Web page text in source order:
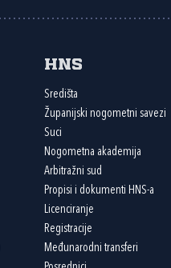
HNS
Središta
Županijski nogometni savezi
Suci
Nogometna akademija
Arbitražni sud
Propisi i dokumenti HNS-a
Licenciranje
Registracije
Međunarodni transferi